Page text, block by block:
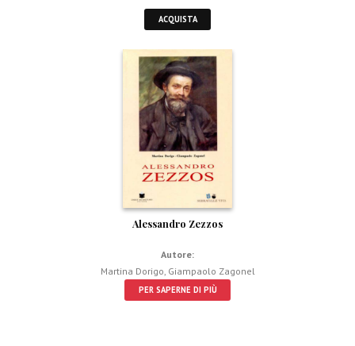
ACQUISTA
Alessandro Zezzos
Autore:
Martina Dorigo Giampaolo Zagonel
PER SAPERNE DI PIÙ